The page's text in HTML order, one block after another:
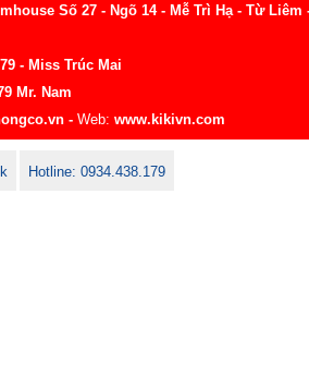
Số 27 - Ngõ 14 - Mễ Trì Hạ - Từ Liêm
- Miss Trúc Mai
Mr. Nam
- Web: www.kikivn.com
Hotline: 0934.438.179